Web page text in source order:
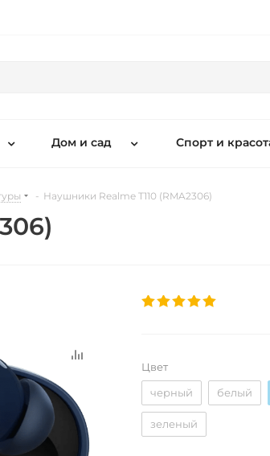
Дом и сад Спорт и
- Наушники Realme T110 (RMA2306)
Цвет
черный
белый
зеленый